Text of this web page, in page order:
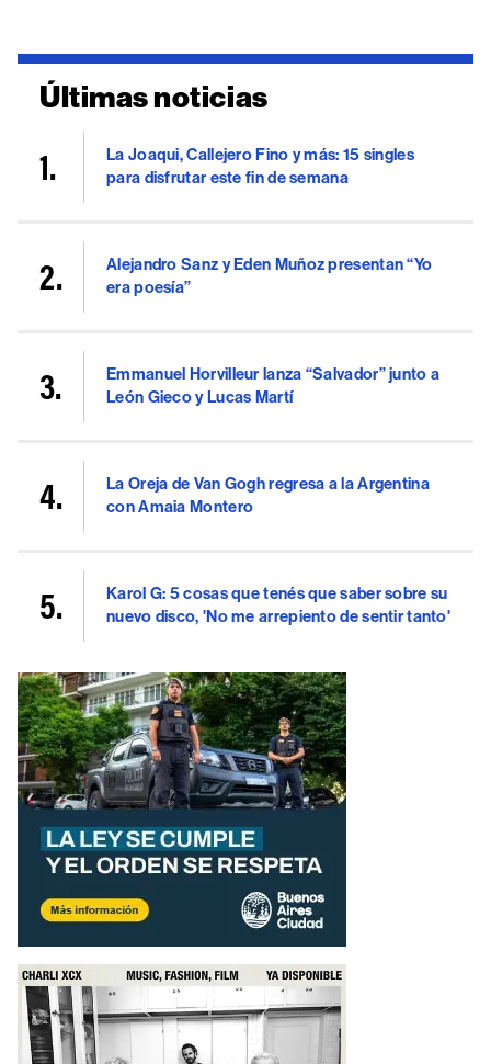
Últimas noticias
La Joaqui, Callejero Fino y más: 15 singles
para disfrutar este fin de semana
Alejandro Sanz y Eden Muñoz presentan “Yo
era poesía”
Emmanuel Horvilleur lanza “Salvador” junto a
León Gieco y Lucas Martí
La Oreja de Van Gogh regresa a la Argentina
con Amaia Montero
Karol G: 5 cosas que tenés que saber sobre su
nuevo disco, 'No me arrepiento de sentir tanto'